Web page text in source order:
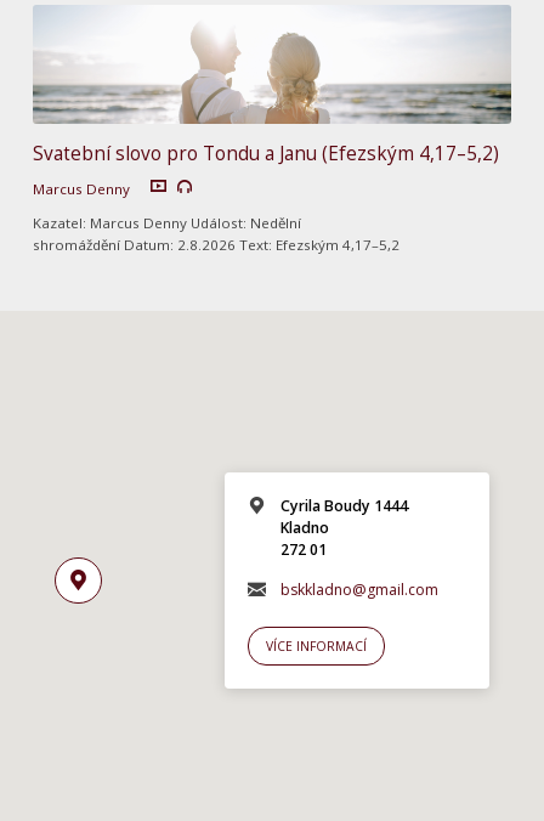
Svatební slovo pro Tondu a Janu (Efezským 4,17–5,2)
Marcus Denny
Kazatel: Marcus Denny Událost: Nedělní
shromáždění Datum: 2.8.2026 Text: Efezským 4,17–5,2
Cyrila Boudy 1444
Kladno
272 01
bskkladno@gmail.com
VÍCE INFORMACÍ